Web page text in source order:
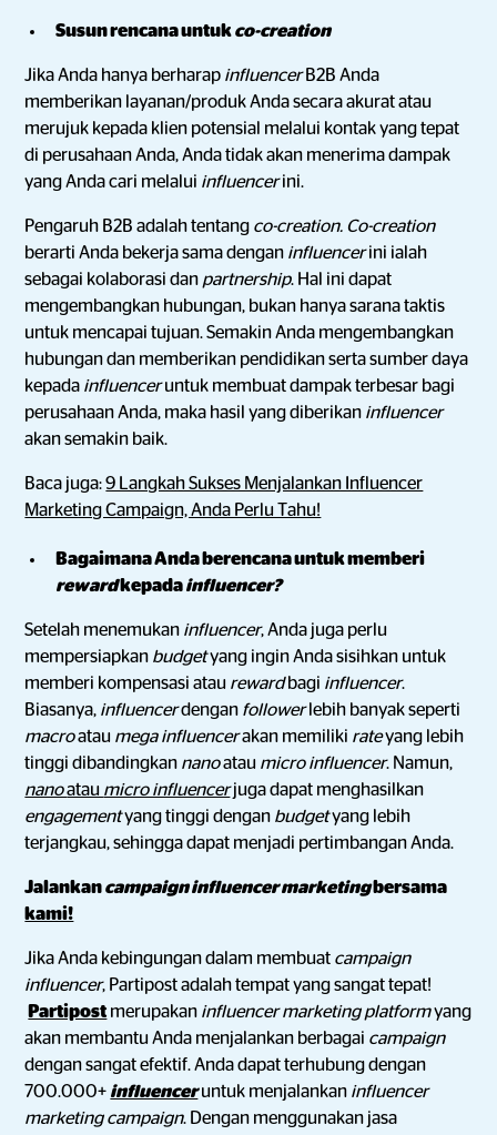
Susun rencana untukco-creation
Jika Anda hanya berharap influencerB2B Anda
memberikan layanan/produk Anda secara akurat atau
merujuk kepada klien potensial melalui kontak yang tepat
di perusahaan Anda, Anda tidak akan menerima dampak
yang Anda cari melalui influencerini.
Pengaruh B2B adalah tentang co-creation. Co-creation
berarti Anda bekerja sama dengan influencerini ialah
sebagai kolaborasi dan partnership. Hal ini dapat
mengembangkan hubungan, bukan hanya sarana taktis
untuk mencapai tujuan. Semakin Anda mengembangkan
hubungan dan memberikan pendidikan serta sumber daya
kepada influenceruntuk membuat dampak terbesar bagi
perusahaan Anda, maka hasil yang diberikan influencer
akan semakin baik.
Baca juga:9 Langkah Sukses Menjalankan Influencer
Marketing Campaign, Anda Perlu Tahu!
Bagaimana Anda berencana untuk memberi
rewardkepadainfluencer?
Setelah menemukan influencer, Anda juga perlu
mempersiapkan budgetyang ingin Anda sisihkan untuk
memberi kompensasi atau rewardbagi influencer.
Biasanya, influencerdengan follower lebih banyak seperti
macroatau mega influencerakan memiliki rateyang lebih
tinggi dibandingkan nanoatau micro influencer. Namun,
nanoatau micro influencer juga dapat menghasilkan
engagementyang tinggi dengan budgetyang lebih
terjangkau, sehingga dapat menjadi pertimbangan Anda.
Jalankancampaign influencer marketingbersama
kami!
Jika Anda kebingungan dalam membuat campaign
influencer, Partipost adalah tempat yang sangat tepat!
Partipost merupakan influencer marketing platformyang
akan membantu Anda menjalankan berbagai campaign
dengan sangat efektif. Anda dapat terhubung dengan
700.000+ influencer untuk menjalankan influencer
marketing campaign. Dengan menggunakan jasa